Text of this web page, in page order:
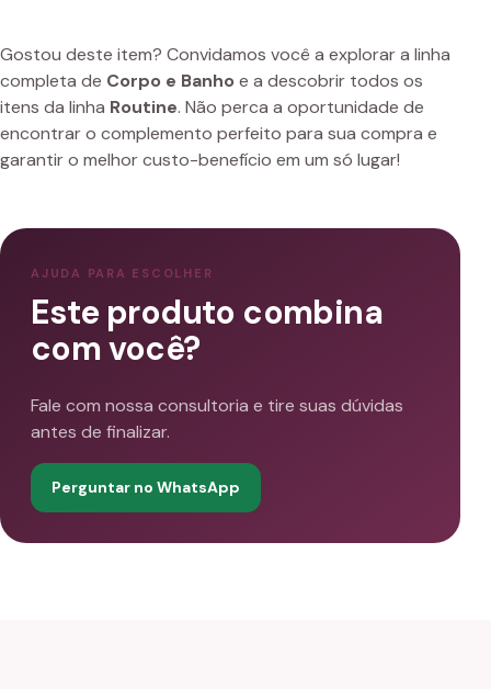
Gostou deste item? Convidamos você a explorar a linha
completa de Corpo e Banho e a descobrir todos os
itens da linha Routine. Não perca a oportunidade de
encontrar o complemento perfeito para sua compra e
garantir o melhor custo-benefício em um só lugar!
AJUDA PARA ESCOLHER
Este produto combina
com você?
Fale com nossa consultoria e tire suas dúvidas
antes de finalizar.
Perguntar no WhatsApp